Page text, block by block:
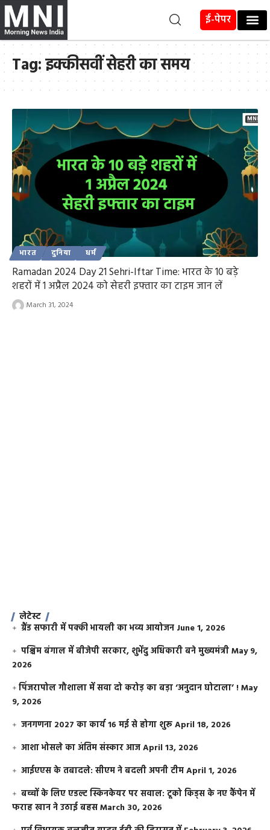
ई-पेपर
Tag:इक्कीसवीं सेहरी का समय
भारत दुनिया धर्म
Ramadan 2024 Day 21 Sehri-Iftar Time: भारत के 10 बड़े
शहरों में 1 अप्रैल 2024 को सेहरी इफ्तार का टाइम जान लें
March 31, 2024
लेटेस्ट
ग्रैंड सफारी में पक्की भायली का भव्य आयोजन June 1, 2026
पश्चिम बंगाल में बीजेपी सरकार, शुभेंदु अधिकारी बने मुख्यमंत्रीMay 9,
2026
​पिंजरापोल गौशाला में सवा दो करोड़ का बड़ा ‘अनुदान घोटाला’ !May
9, 2026
जनगणना 2027 का कार्य 16 मई से होगा शुरूApril 18, 2026
आशा भोसले का अंतिम संस्कार आजApril 13, 2026
आईएएस के तबादले: सीएम ने बदली अपनी टीमApril 1, 2026
बच्चों के लिए एडल्ट स्किनकेयर पर सवाल: टूको किड्स के नए कैंपेन में
फराह खान ने उठाई बहसMarch 30, 2026